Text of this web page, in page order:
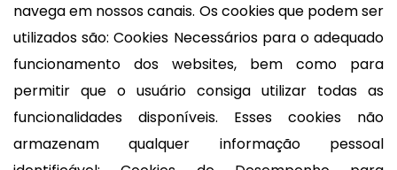
navega em nossos canais. Os cookies que podem ser
utilizados são: Cookies Necessários para o adequado
funcionamento dos websites, bem como para
permitir que o usuário consiga utilizar todas as
funcionalidades disponíveis. Esses cookies não
armazenam qualquer informação pessoal